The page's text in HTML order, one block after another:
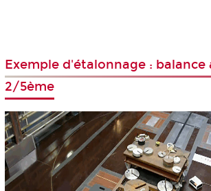
Exemple d'étalonnage :
2/5ème